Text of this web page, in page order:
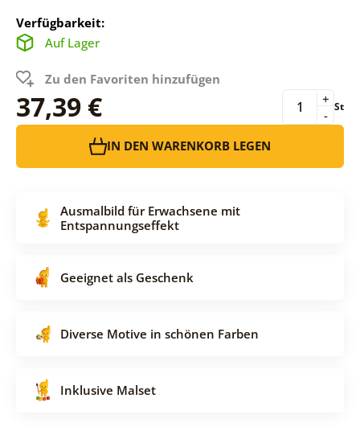
Verfügbarkeit:
Auf Lager
Zu den Favoriten hinzufügen
37,39 € -
+ St
IN DEN WARENKORB LEGEN
Ausmalbild für Erwachsene mit
Entspannungseffekt
Geeignet als Geschenk
Diverse Motive in schönen Farben
Inklusive Malset